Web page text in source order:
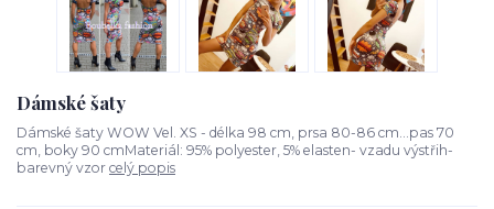
Dámské šaty
Dámské šaty WOW Vel. XS - délka 98 cm, prsa 80-86 cm...pas 70
cm, boky 90 cmMateriál: 95% polyester, 5% elasten- vzadu výstřih-
barevný vzor celý popis